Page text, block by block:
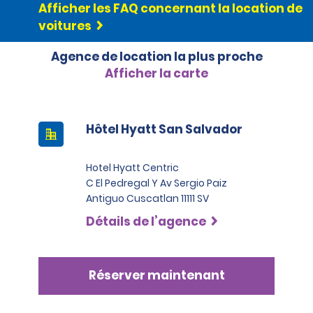
Afficher les FAQ concernant la location de
voitures
Agence de location la plus proche
Afficher la carte
Hôtel Hyatt San Salvador
Hotel Hyatt Centric
C El Pedregal Y Av Sergio Paiz
Antiguo Cuscatlan 11111 SV
Détails de l’agence
Réserver maintenant